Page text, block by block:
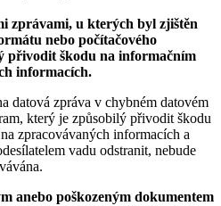
zprávami, u kterých byl zjištěn
nebo počítačového
přivodit škodu na informačním
informacích.
datová zpráva v chybném datovém
který je způsobilý přivodit škodu
zpracovávaných informacích a
vadu odstranit, nebude
anebo poškozeným dokumentem